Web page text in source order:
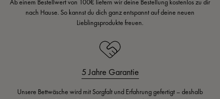
Ab einem Bestellwert von 100€ liefern wir deine Bestellung kostenlos zu dir
nach Hause. So kannst du dich ganz entspannt auf deine neuen
Lieblingsprodukte freuen.
5 Jahre Garantie
Unsere Bettwäsche wird mit Sorgfalt und Erfahrung gefertigt – deshalb